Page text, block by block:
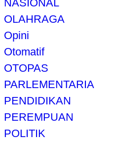
NASIONAL
OLAHRAGA
Opini
Otomatif
OTOPAS
PARLEMENTARIA
PENDIDIKAN
PEREMPUAN
POLITIK